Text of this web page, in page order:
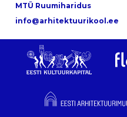
MTÜ Ruumiharidus
info@arhitektuurikool.ee